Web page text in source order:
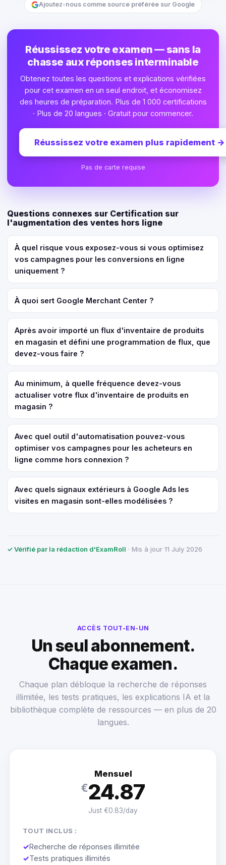
Ajoutez-nous comme source préférée sur Google
Réussissez votre examen — sans la
chasse aux réponses interminable
Obtenez toutes les questions et explications vérifiées
pour cet examen en un seul endroit, et économisez
des heures de préparation. Plus de 1 000 certifications
· Plus de 20 langues · Gratuit pour commencer.
Réussissez votre examen plus rapidement →
Pas de carte requise
Questions connexes sur Certification sur
l'augmentation des ventes hors ligne
À quel risque vous exposez-vous si vous optimisez
vos campagnes pour les conversions en ligne
uniquement ?
À quoi sert Google Merchant Center ?
Après avoir importé un flux d'inventaire de produits
en magasin et défini une programmation de flux, que
devez-vous faire ?
Au minimum, à quelle fréquence devez-vous
actualiser votre flux d'inventaire de produits en
magasin ?
Avec quel outil d'automatisation pouvez-vous
optimiser vos campagnes pour les acheteurs en
ligne comme hors connexion ?
Avec quels signaux extérieurs à Google Ads les
visites en magasin sont-elles modélisées ?
✓ Vérifié par la rédaction d'ExamRoll · Mis à jour 11 July 2026
ACCÈS TOUT-EN-UN
Un seul abonnement.
Chaque examen.
Chaque plan débloque la recherche de réponses
illimitée, les tests pratiques, les explications IA et la
bibliothèque complète de ressources — en plus de 20
langues.
Mensuel
€24.87
Just €0.83/day
TOUT INCLUS :
✓Recherche de réponses illimitée
✓Tests pratiques illimités